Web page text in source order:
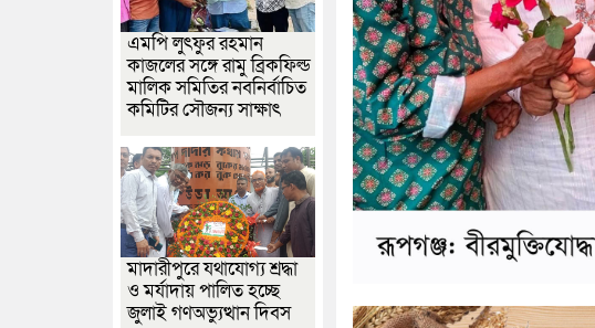
এমপি লুৎফুর রহমান
কাজলের সঙ্গে রামু ব্রিকফিল্ড
মালিক সমিতির নবনির্বাচিত
কমিটির সৌজন্য সাক্ষাৎ
মাদারীপুরে যথাযোগ্য শ্রদ্ধা
ও মর্যাদায় পালিত হচ্ছে
জুলাই গণঅভ্যুত্থান দিবস